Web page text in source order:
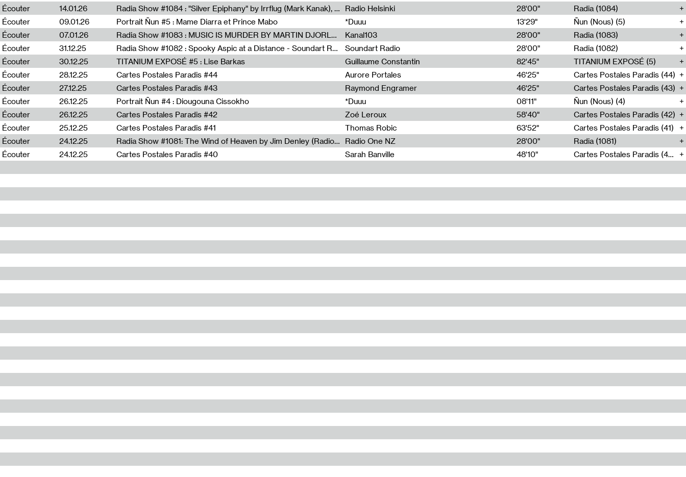
Écouter
14.01.26 Radia Show #1084 : "Silver Epiphany" by Irrflug (Mark Kanak), featuring Jarboe and Blixa Bargeld (for Radio Helsinki) Radio Helsinki 28'00"
Radia (1084)
Écouter
09.01.26 Portrait Ñun #5 : Mame Diarra et Prince Mabo *Duuu 13'29"
Ñun (Nous) (5)
Écouter
07.01.26 Radia Show #1083 : MUSIC IS MURDER BY MARTIN DJORLEV (KANAL103) Kanal103 28'00"
Radia (1083)
Écouter
31.12.25 Radia Show #1082 : Spooky Aspic at a Distance - Soundart Radio Soundart Radio 28'00"
Radia (1082)
Écouter
30.12.25 TITANIUM EXPOSÉ #5 : Lise Barkas Guillaume Constantin 82'45"
TITANIUM EXPOSÉ (5)
Écouter
28.12.25 Cartes Postales Paradis #44 Aurore Portales 46'25"
Cartes Postales Paradis (44)
Écouter
27.12.25 Cartes Postales Paradis #43 Raymond Engramer 46'25"
Cartes Postales Paradis (43)
Écouter
26.12.25 Portrait Ñun #4 : Diougouna Cissokho *Duuu 08'11"
Ñun (Nous) (4)
Écouter
26.12.25 Cartes Postales Paradis #42 Zoé Leroux 58'40"
Cartes Postales Paradis (42)
Écouter
25.12.25 Cartes Postales Paradis #41 Thomas Robic 63'52"
Cartes Postales Paradis (41)
Écouter
24.12.25 Radia Show #1081: The Wind of Heaven by Jim Denley (Radio One 91 FM) Radio One NZ 28'00"
Radia (1081)
Écouter
24.12.25 Cartes Postales Paradis #40 Sarah Banville 48'10" Cartes Postales Paradis (40)